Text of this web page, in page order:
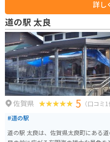
るレストランでは、地元産の食材を
きます。 バイクで訪れる場合、道の駅には広い駐車場が完備されているので
安心です。周辺には、有明海沿いを
ーリングコースもあります。 道の駅 しろいしは、佐賀県内でも有数の規模を
誇る道の駅であり、地元の特産品や
手することができます。 白石町を訪れた際には、ぜひ立ち寄ってみてくださ
い。
詳し
道の駅 太良
佐賀県 5 （口コミ1
#道の駅
道の駅 太良は、佐賀県太良町にある道の駅です。 有明海に